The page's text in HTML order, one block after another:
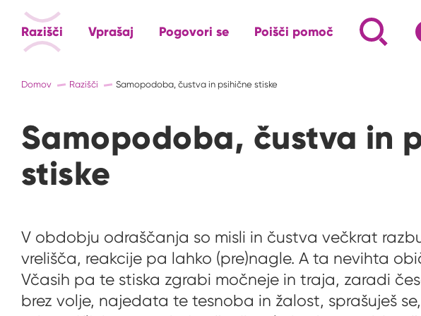
Razišči Vprašaj Pogovori se Poišči pomoč
Iskalnik za
Napiši, kaj
S klikom
Domov Razišči Samopodoba, čustva in psihične stiske
Samopodoba, čustva in
stiske
V obdobju odraščanja so misli in čustva večkrat
vrelišča, reakcije pa lahko (pre)nagle. A ta nevihta
Včasih pa te stiska zgrabi močneje in traja, zaradi
brez volje, najedata te tesnoba in žalost, sprašuješ